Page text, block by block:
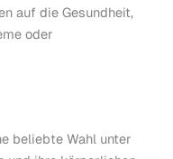
auf die Gesundheit,
oder
beliebte Wahl unter